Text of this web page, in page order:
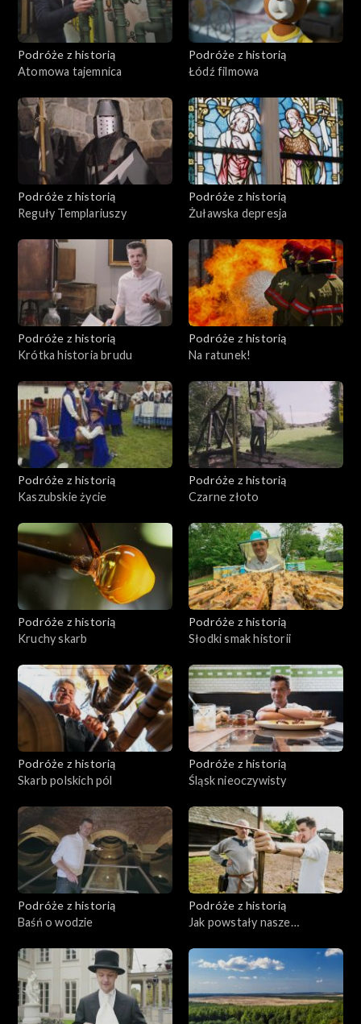
Podróże z historią
Atomowa tajemnica
Podróże z historią
Łódź filmowa
Podróże z historią
Reguły Templariuszy
Podróże z historią
Żuławska depresja
Podróże z historią
Krótka historia brudu
Podróże z historią
Na ratunek!
Podróże z historią
Kaszubskie życie
Podróże z historią
Czarne złoto
Podróże z historią
Kruchy skarb
Podróże z historią
Słodki smak historii
Podróże z historią
Skarb polskich pól
Podróże z historią
Śląsk nieoczywisty
Podróże z historią
Baśń o wodzie
Podróże z historią
Jak powstały nasze